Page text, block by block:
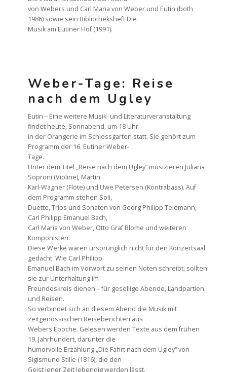
von Webers und Carl Maria von Weber und Eutin (both
1986) sowie sein Bibliotheksheft Die
Musik am Eutiner Hof (1991).
Weber-Tage: Reise
nach dem Ugley
Eutin – Eine weitere Musik- und Literaturveranstaltung
findet heute, Sonnabend, um 18 Uhr
in der Orangerie im Schlossgarten statt. Sie gehört zum
Programm der 16. Eutiner Weber-
Tage.
Unter dem Titel „Reise nach dem Ugley“ musizieren Juliana
Soproni (Violine), Martin
Karl-Wagner (Flöte) und Uwe Petersen (Kontrabass). Auf
dem Programm stehen Soli,
Duette, Trios und Sonaten von Georg Philipp Telemann,
Carl Philipp Emanuel Bach,
Carl Maria von Weber, Otto Graf Blome und weiteren
Komponisten.
Diese Werke waren ursprünglich nicht für den Konzertsaal
gedacht. Wie Carl Philipp
Emanuel Bach im Vorwort zu seinen Noten schreibt, sollten
sie zur Unterhaltung im
Freundeskreis dienen – für gesellige Abende, Landpartien
und Reisen.
So verbindet sich an diesem Abend die Musik mit
zeitgenössischen Reiseberichten aus
Webers Epoche. Gelesen werden Texte aus dem frühen
19. Jahrhundert, darunter die
humorvolle Erzählung „Die Fahrt nach dem Ugley“ von
Sigismund Stille (1816), die den
Geist jener Zeit lebendig werden lässt.